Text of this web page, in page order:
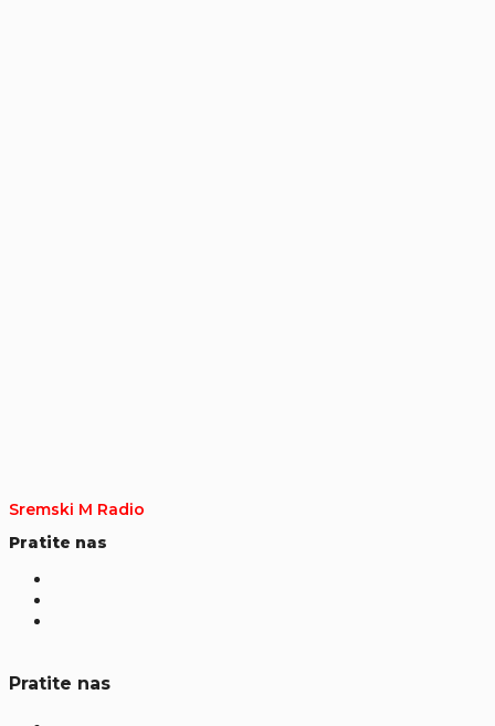
Sremski M Radio
Pratite nas
Pratite nas